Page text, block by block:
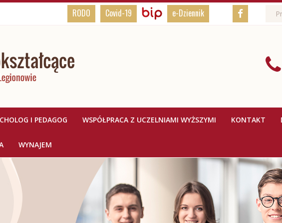
Dziennik
RODO Covid-19
Biuletyn
Informacji
e-Dziennik
Media
I PEDAGOG WSPÓŁPRACA Z UCZELNIAMI WYŻSZYMI KONTAKT
WYNAJEM